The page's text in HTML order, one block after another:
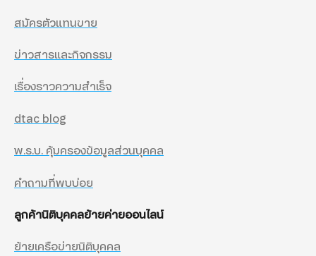
สมัครตัวแทนขาย
ข่าวสารและกิจกรรม
เรื่องราวความสำเร็จ
dtac blog
พ.ร.บ. คุ้มครองข้อมูลส่วนบุคคล
คำถามที่พบบ่อย
ลูกค้านิติบุคคลย้ายค่ายออนไลน์
ย้ายเครือข่ายนิติบุคคล